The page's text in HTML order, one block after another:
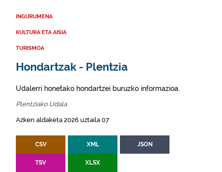
INGURUMENA
KULTURA ETA AISIA
TURISMOA
Hondartzak - Plentzia
Udalerri honetako hondartzei buruzko informazioa.
Plentziako Udala
Azken aldaketa 2026 uztaila 07
CSV XML JSON
TSV XLSX